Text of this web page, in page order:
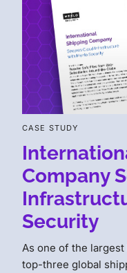
CASE STUDY
Company
Security
As one of the
top-three global